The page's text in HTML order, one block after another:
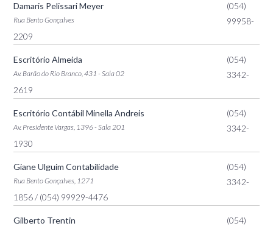
Damaris Pelissari Meyer
Rua Bento Gonçalves
(054)
99958-
2209
Escritório Almeida
Av. Barão do Rio Branco, 431 - Sala 02
(054)
3342-
2619
Escritório Contábil Minella Andreis
Av. Presidente Vargas, 1396 - Sala 201
(054)
3342-
1930
Giane Ulguim Contabilidade
Rua Bento Gonçalves, 1271
(054)
3342-
1856/ (054) 99929-4476
Gilberto Trentin
(054)